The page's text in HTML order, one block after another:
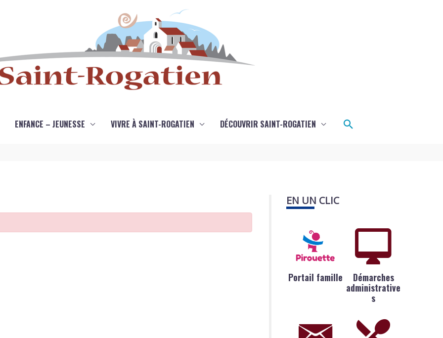
ENFANCE – JEUNESSE VIVRE À SAINT-ROGATIEN DÉCOUVRIR SAINT-ROGATIEN Rechercher
EN UN CLIC
Portail famille
Démarches
administrative
s